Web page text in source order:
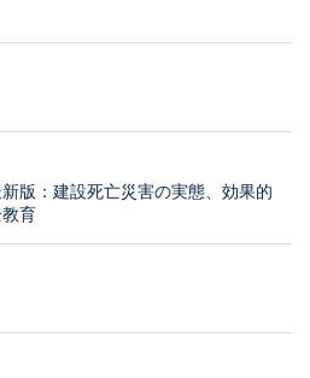
版：建設死亡災害の実態、効果的
育